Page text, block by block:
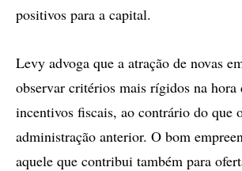
positivos para a capital.
Levy advoga que a atração de novas
observar critérios mais rígidos na hora
incentivos fiscais, ao contrário do que
administração anterior. O bom
aquele que contribui também para